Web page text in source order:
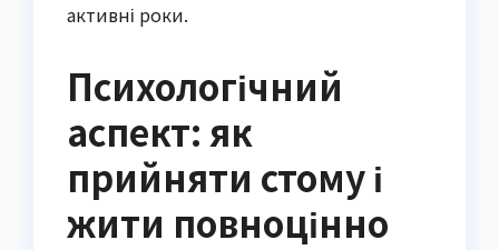
активні роки.
Психологічний
аспект: як
прийняти стому і
жити повноцінно